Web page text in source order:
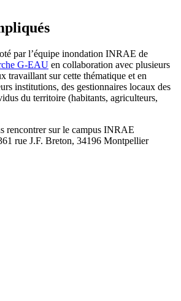
par l’équipe inondation INRAE de
G-EAU en collaboration avec plusieurs
travaillant sur cette thématique et en
institutions, des gestionnaires locaux des
du territoire (habitants, agriculteurs,
rencontrer sur le campus INRAE
rue J.F. Breton, 34196 Montpellier